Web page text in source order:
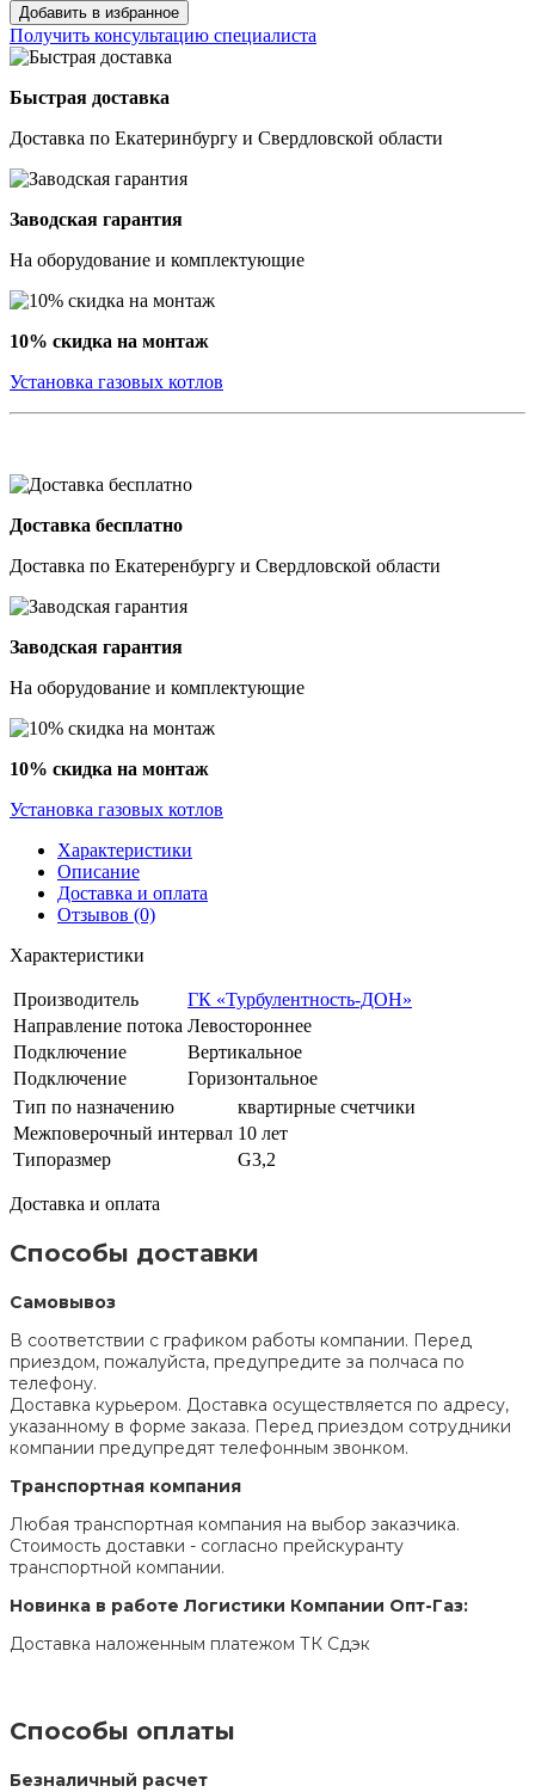
Добавить в избранное
Получить консультацию специалиста
Быстрая доставка
Доставка по Екатеринбургу и Свердловской области
Заводская гарантия
На оборудование и комплектующие
10% скидка на монтаж
Установка газовых котлов
Доставка бесплатно
Доставка по Екатеренбургу и Свердловской области
Заводская гарантия
На оборудование и комплектующие
10% скидка на монтаж
Установка газовых котлов
Характеристики
Описание
Доставка и оплата
Отзывов (0)
Характеристики
Производитель
ГК «Турбулентность-ДОН»
Направление потока Левостороннее
Подключение
Вертикальное
Подключение
Горизонтальное
Тип по назначению
квартирные счетчики
Межповерочный интервал 10 лет
Типоразмер
G3,2
Доставка и оплата
Способы доставки
Самовывоз
В соответствии с графиком работы компании. Перед
приездом, пожалуйста, предупредите за полчаса по
телефону.
Доставка курьером. Доставка осуществляется по адресу,
указанному в форме заказа. Перед приездом сотрудники
компании предупредят телефонным звонком.
Транспортная компания
Любая транспортная компания на выбор заказчика.
Стоимость доставки - согласно прейскуранту
транспортной компании.
Новинка в работе Логистики Компании Опт-Газ:
Доставка наложенным платежом ТК Сдэк
Способы оплаты
Безналичный расчет